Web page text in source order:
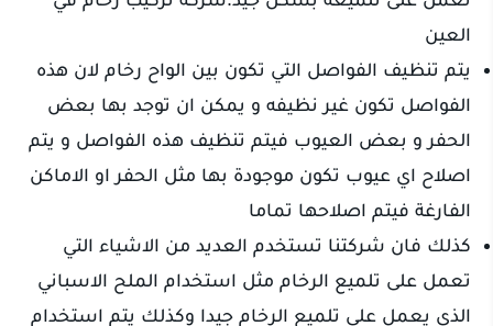
العين
يتم تنظيف الفواصل التي تكون بين الواح رخام لان هذه
الفواصل تكون غير نظيفه و يمكن ان توجد بها بعض
الحفر و بعض العيوب فيتم تنظيف هذه الفواصل و يتم
اصلاح اي عيوب تكون موجودة بها مثل الحفر او الاماكن
الفارغة فيتم اصلاحها تماما
كذلك فان شركتنا تستخدم العديد من الاشياء التي
تعمل على تلميع الرخام مثل استخدام الملح الاسباني
الذي يعمل على تلميع الرخام جيدا وكذلك يتم استخدام